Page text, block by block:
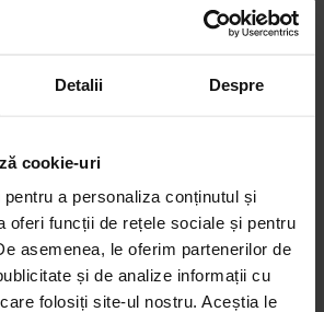
Detalii Despre
cookie-uri
a personaliza conținutul și
oferi funcții de rețele sociale și pentru
asemenea, le oferim partenerilor de
și de analize informații cu
folosiți site-ul nostru. Aceștia le
în 24 - 48h de la plasarea comenzii
rata lunară pentru obținerea unui credit